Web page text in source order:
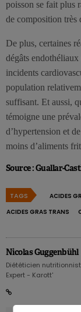
poisson se fait plus
de composition très
De plus, certaines
dégâts
incidents
population
suffisant. Et aussi,
témoigne une
d’hypertension et
moins d’aliments
Source : Guallar-
TAGS ACIDES
ACIDES GRAS TRANS
Nicolas Guggenbühl
Diététicien
Expert - Karott'